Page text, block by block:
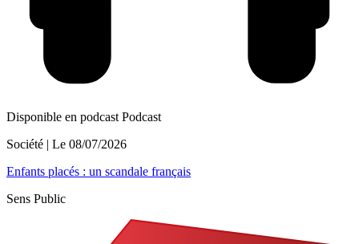
Disponible en podcast Podcast
Société | Le 08/07/2026
Enfants placés : un scandale français
Sens Public